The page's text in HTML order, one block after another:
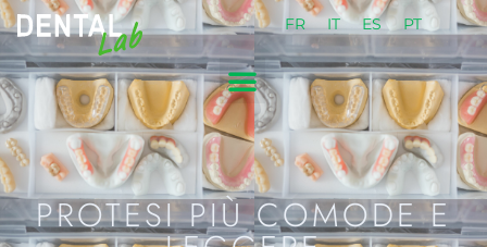
FR IT ES PT
PROTESI PIÙ COMODE E